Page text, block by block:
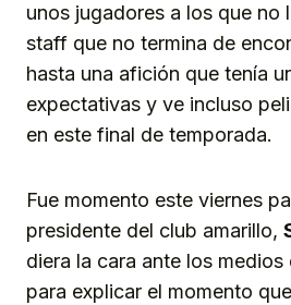
unos jugadores a los que no
staff que no termina de
hasta una afición que tenía
expectativas y ve incluso
en este final de temporada.
Fue momento este viernes
presidente del club amarillo,
diera la cara ante los
para explicar el momento